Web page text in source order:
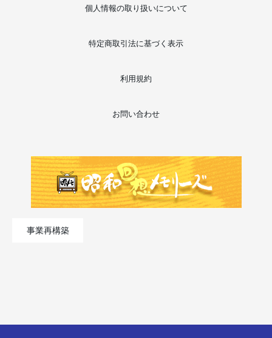
個人情報の取り扱いについて
特定商取引法に基づく表示
利用規約
お問い合わせ
事業再構築